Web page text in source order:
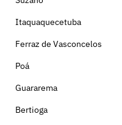
Itaquaquecetuba
Ferraz de Vasconcelos
Poá
Guararema
Bertioga